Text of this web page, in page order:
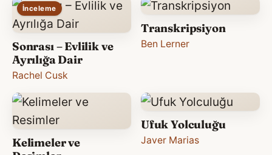
İnceleme
Sonrası – Evlilik ve
Ayrılığa Dair
Rachel Cusk
Transkripsiyon
Ben Lerner
Kelimeler ve
Ufuk Yolculuğu
Javer Marias